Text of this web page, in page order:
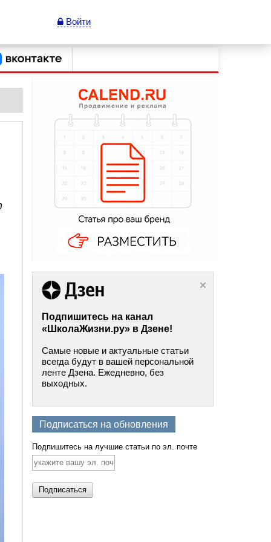
Войти
Подпишитесь на канал
«ШколаЖизни.ру» в Дзене!
Самые новые и актуальные статьи
всегда будут в вашей персональной
ленте Дзена. Ежедневно, без
выходных.
Подписаться на обновления
Подпишитесь на лучшие статьи по эл. почте